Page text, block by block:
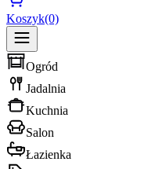
Koszyk(0)
Ogród
Jadalnia
Kuchnia
Salon
Łazienka